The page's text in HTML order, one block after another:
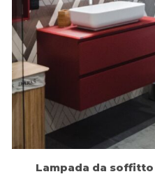
Lampada da soffitto